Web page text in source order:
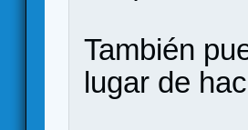
También
lugar de